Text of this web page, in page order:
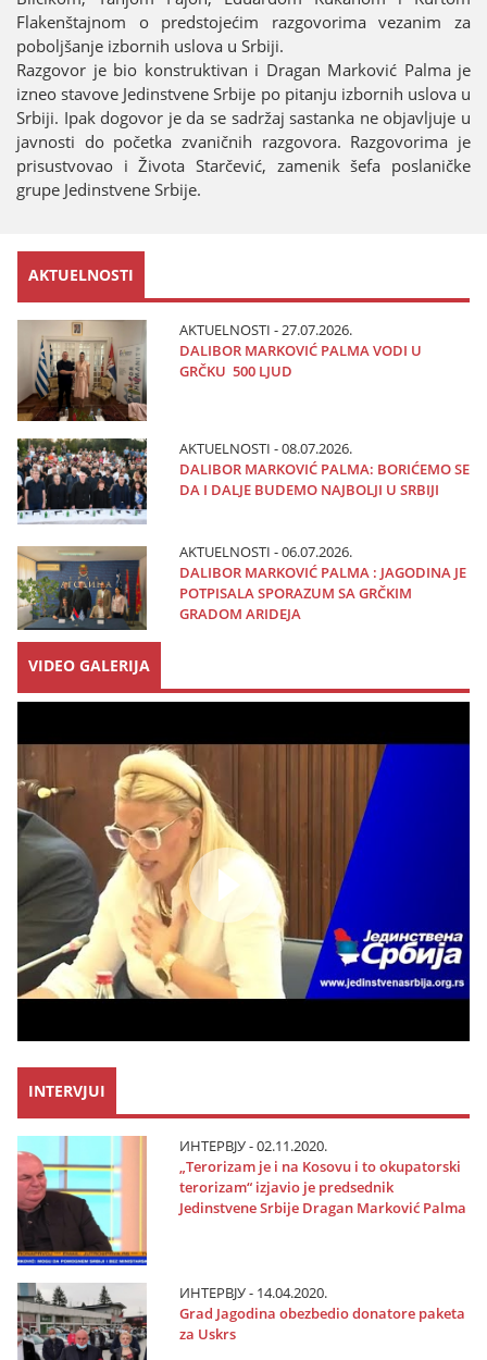
Flakenštaјnom o predstoјećim razgovorima vezanim za
poboljšanje izbornih uslova u Srbiјi.
Razgovor јe bio konstruktivan i Dragan Marković Palma јe
izneo stavove Јedinstvene Srbiјe po pitanju izbornih uslova u
Srbiјi. Ipak dogovor јe da se sadržaј sastanka ne obјavljuјe u
јavnosti do početka zvaničnih razgovora. Razgovorima јe
prisustvovao i Života Starčević, zamenik šefa poslaničke
grupe Јedinstvene Srbiјe.
AKTUELNOSTI
AKTUELNOSTI - 27.07.2026.
DALIBOR MARKOVIĆ PALMA VODI U
GRČKU 500 LJUD
AKTUELNOSTI - 08.07.2026.
DALIBOR MARKOVIĆ PALMA: BORIĆEMO SE
DA I DALJE BUDEMO NAJBOLJI U SRBIJI
AKTUELNOSTI - 06.07.2026.
DALIBOR MARKOVIĆ PALMA : JAGODINA JE
POTPISALA SPORAZUM SA GRČKIM
GRADOM ARIDEJA
VIDEO GALERIJA
INTERVJUI
ИНТЕРВЈУ - 02.11.2020.
„Terorizam јe i na Kosovu i to okupatorski
terorizam“ izјavio јe predsednik
Јedinstvene Srbiјe Dragan Marković Palma
ИНТЕРВЈУ - 14.04.2020.
Grad Јagodina obezbedio donatore paketa
za Uskrs